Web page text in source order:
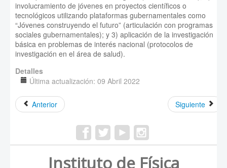
involucramiento de jóvenes en proyectos científicos o
tecnológicos utilizando plataformas gubernamentales como
“Jóvenes construyendo el futuro” (articulación con programas
sociales gubernamentales); y 3) aplicación de la investigación
básica en problemas de interés nacional (protocolos de
investigación en el área de salud).
Detalles
Última actualización: 09 Abril 2022
Anterior Siguiente
Instituto de Física